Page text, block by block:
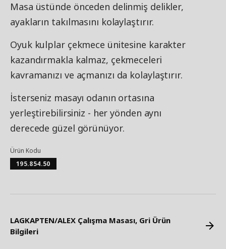
Masa üstünde önceden delinmiş delikler,
ayakların takılmasını kolaylaştırır.
Oyuk kulplar çekmece ünitesine karakter
kazandırmakla kalmaz, çekmeceleri
kavramanızı ve açmanızı da kolaylaştırır.
İsterseniz masayı odanın ortasına
yerleştirebilirsiniz - her yönden aynı
derecede güzel görünüyor.
Ürün Kodu
195.854.50
LAGKAPTEN/ALEX Çalışma Masası, Gri Ürün
Bilgileri